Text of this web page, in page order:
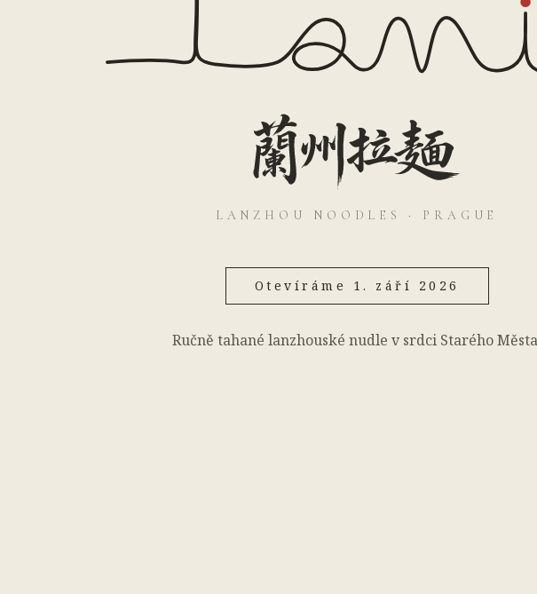
LANZHOU NOODLES · PRAGUE
Otevíráme 1. září 2026
Ručně tahané lanzhouské nudle v srdci Starého